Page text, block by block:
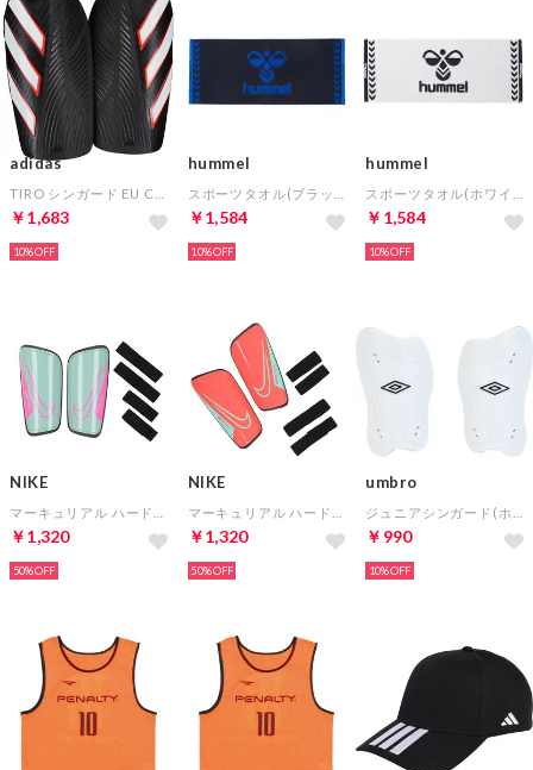
adidas
￥1,683
10%
hummel
￥1,584
10%
hummel
￥1,584
10%
NIKE
￥1,320
50%
NIKE
￥1,320
50%
umbro
￥990
10%